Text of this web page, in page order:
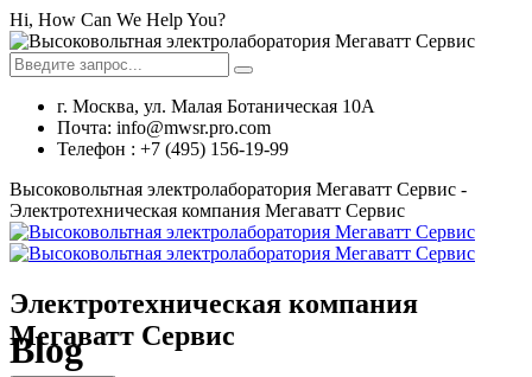
Hi, How Can We Help You?
г. Москва, ул. Малая Ботаническая 10А
Почта: info@mwsr.pro.com
Телефон : +7 (495) 156-19-99
Высоковольтная электролаборатория Мегаватт Сервис -
Электротехническая компания Мегаватт Сервис
Электротехническая компания
Мегаватт Сервис
Blog